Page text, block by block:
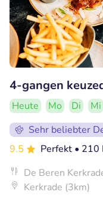
4-gangen
Heute Mo Di Mi
Sehr beliebter
9.5
Perfekt • 210
De Beren
Kerkrade (3km)